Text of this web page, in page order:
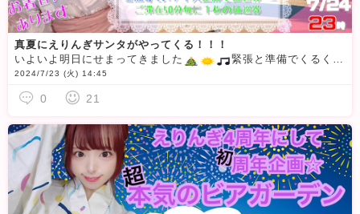
真夏にえりんぎサンタがやってくる！！！
いよいよ明日にせまってきました
緊張と準備でくるくるしてるえりんぎです(≧▽≦)☆追加でのお知らせなのです☆夏サンタコスからのお着替えは、おにゅぅの水着です！クララが立った演出があるのかないのかあるのか！？来場特典は、５分以上のご滞在で漏れなく『おにゅぅ水着フォト』となります
2024/7/23 (火) 14:45
0 21